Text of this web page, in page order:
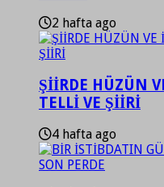
2 hafta ago
ŞİİRDE HÜZÜN
TELLİ VE ŞİİRİ
4 hafta ago